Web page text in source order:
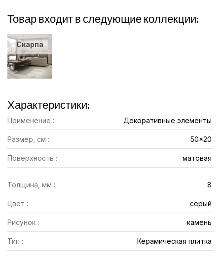
Товар входит в следующие коллекции:
Скарпа
Характеристики:
Применение : Декоративные элементы
Размер, см : 50x20
Поверхность : матовая
Толщина, мм : 8
Цвет : серый
Рисунок : камень
Тип : Керамическая плитка